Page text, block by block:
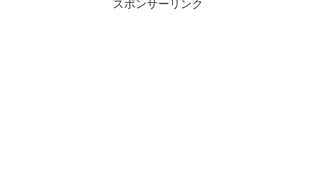
スポンサーリンク